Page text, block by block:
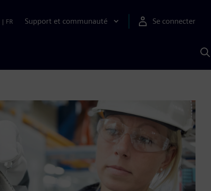
| FR Support et communauté Se connecter